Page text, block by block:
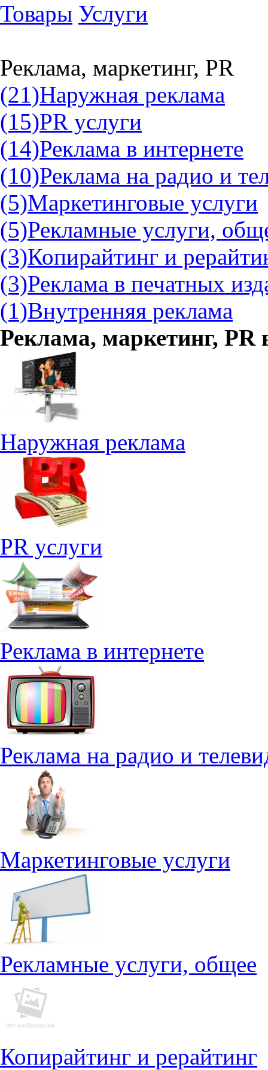
Товары Услуги
Реклама, маркетинг, PR
(21)Наружная реклама
(15)PR услуги
(14)Реклама в интернете
(10)Реклама на радио и
(5)Маркетинговые услуги
(5)Рекламные услуги,
(3)Копирайтинг и
(3)Реклама в печатных
(1)Внутренняя реклама
Реклама, маркетинг, PR
Наружная реклама
PR услуги
Реклама в интернете
Реклама на радио и
Маркетинговые услуги
Рекламные услуги, общее
Копирайтинг и рерайтинг